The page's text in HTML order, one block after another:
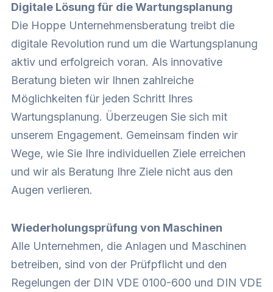
Digitale Lösung für die Wartungsplanung
Die Hoppe Unternehmensberatung treibt die
digitale Revolution rund um die Wartungsplanung
aktiv und erfolgreich voran. Als innovative
Beratung bieten wir Ihnen zahlreiche
Möglichkeiten für jeden Schritt Ihres
Wartungsplanung. Überzeugen Sie sich mit
unserem Engagement. Gemeinsam finden wir
Wege, wie Sie Ihre individuellen Ziele erreichen
und wir als Beratung Ihre Ziele nicht aus den
Augen verlieren.
Wiederholungsprüfung von Maschinen
Alle Unternehmen, die Anlagen und Maschinen
betreiben, sind von der Prüfpflicht und den
Regelungen der DIN VDE 0100-600 und DIN VDE